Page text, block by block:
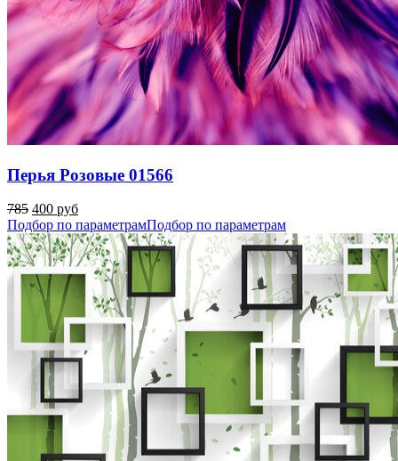
Перья Розовые 01566
785 400 руб
Подбор по параметрамПодбор по параметрам